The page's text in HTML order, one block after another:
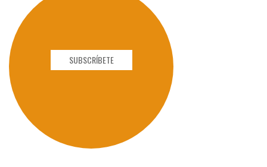
SUBSCRÍBETE